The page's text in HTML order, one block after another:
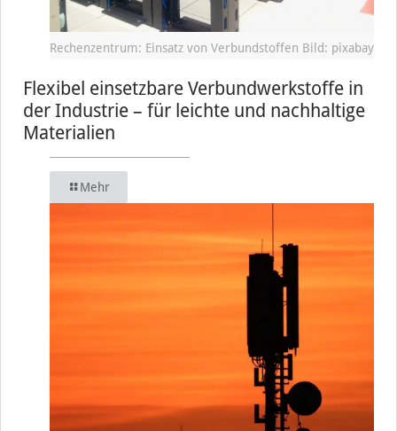
Rechenzentrum: Einsatz von Verbundstoffen Bild: pixabay
Flexibel einsetzbare Verbundwerkstoffe in
der Industrie – für leichte und nachhaltige
Materialien
Mehr